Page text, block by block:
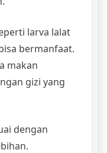
larva lalat
bermanfaat.
makan
gizi yang
dengan